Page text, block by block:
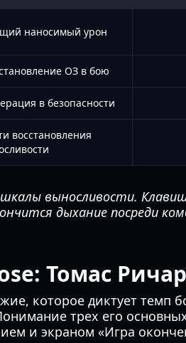
наносимый урон
ОЗ в бою
в безопасности
восстановления
шкалы выносливости.
дыхание посреди
Томас
которое диктует темп
трех его
и экраном «Игра